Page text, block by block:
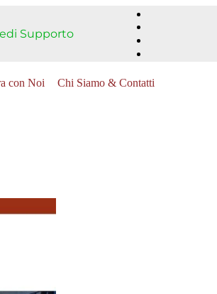
Supporto
con Noi Chi Siamo & Contatti